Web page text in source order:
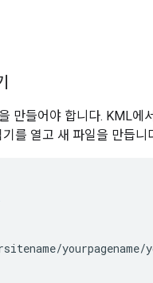
만들어야 합니다. KML
를 열고 새 파일을 만듭니
yourpagename/